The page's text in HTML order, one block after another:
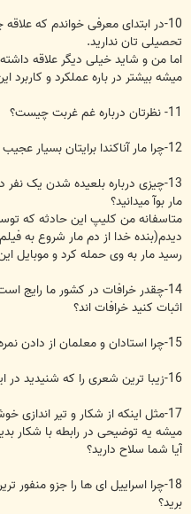
10-در ابتدای معرفی خواندم که
تحصیلی تان ندارید.
اما من و شاید خیلی دیگر علاقه
میشه بیشتر در باره عملکرد و کاربرد
11- نظرتان درباره غم غربت چیست؟
12-چرا مار آناکندا برایتان بسیار عجیب است؟
13-چیزی درباره بلعیده شدن یک
مار بوآ میدانید؟
متاسفانه من کلیپ این حادثه که
دیدم(بنده خدا از دم مار شروع به
رسید مار به وی حمله کرد و موبایل
14-چقدر خرافات در کشور ما رایج
اثبات کنید خرافات اند؟
15-چرا استادان و معلمان از دادن نمره بیست امتناع میکنند؟
16-زیبا ترین شعری را که شنیدید در اینجا قرار دهید؟(هر چند تکراری)
17-مثل اینکه از شکار و تیر اندازی خوشتون میاد درست میگم؟
میشه یه توضیحی در رابطه با شکار
آیا شما سلاح دارید؟
18-چرا اسراییل ای ها را جزو منفور
برید؟